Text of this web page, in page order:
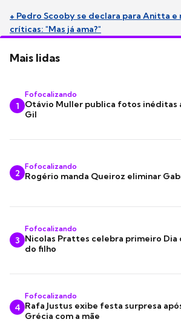
+ Pedro Scooby se declara para Anitta e
críticas: "Mas já ama?"
Mais lidas
1
Fofocalizando
Otávio Muller publica fotos inéditas
Gil
2
Fofocalizando
Rogério manda Queiroz eliminar
3
Fofocalizando
Nicolas Prattes celebra primeiro Dia
do filho
4
Fofocalizando
Rafa Justus exibe festa surpresa
Grécia com a mãe